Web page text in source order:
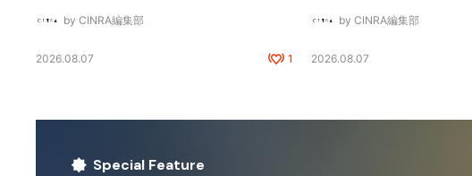
by CINRA編集部
2026.08.07 1
by CINRA編集部
2026.08.07
Special Feature